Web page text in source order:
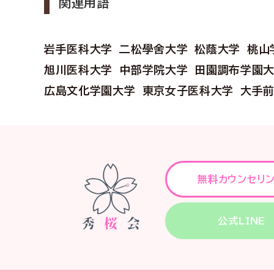
関連用語
岩手医科大学 二松學舍大学 松蔭大学
桃山
旭川医科大学
中部学院大学
田園調布学園
広島文化学園大学
東京女子医科大学 大手
無料カウンセリ
公式LINE